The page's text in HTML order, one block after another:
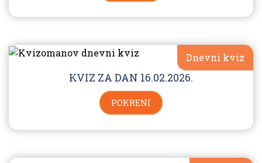
Dnevni kviz
KVIZ ZA DAN 16.02.2026.
POKRENI